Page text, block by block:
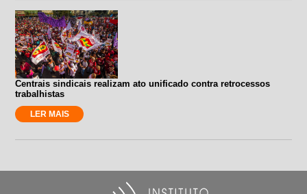
Centrais sindicais realizam ato unificado contra retrocessos
trabalhistas
LER MAIS